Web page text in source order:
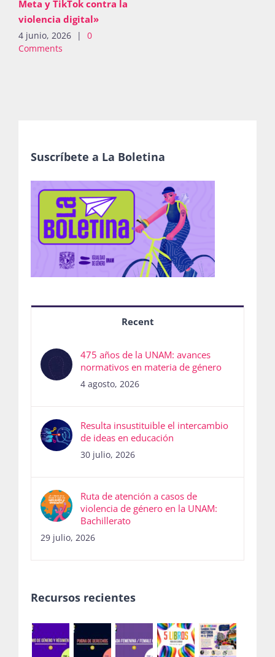
Meta y TikTok contra la
violencia digital»
4 junio, 2026 |
0
Comments
Suscríbete a La Boletina
Recent
475 años de la UNAM: avances
normativos en materia de género
4 agosto, 2026
Resulta insustituible el intercambio
de ideas en educación
30 julio, 2026
Ruta de atención a casos de
violencia de género en la UNAM:
Bachillerato
29 julio, 2026
Recursos recientes